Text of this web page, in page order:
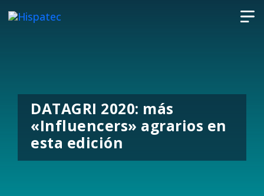
DATAGRI 2020: más
«Influencers» agrarios en
esta edición